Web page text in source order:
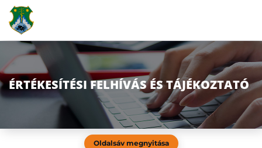
ÉRTÉKESÍTÉSI FELHÍVÁS ÉS TÁJÉKOZTATÓ
Oldalsáv megnyitása